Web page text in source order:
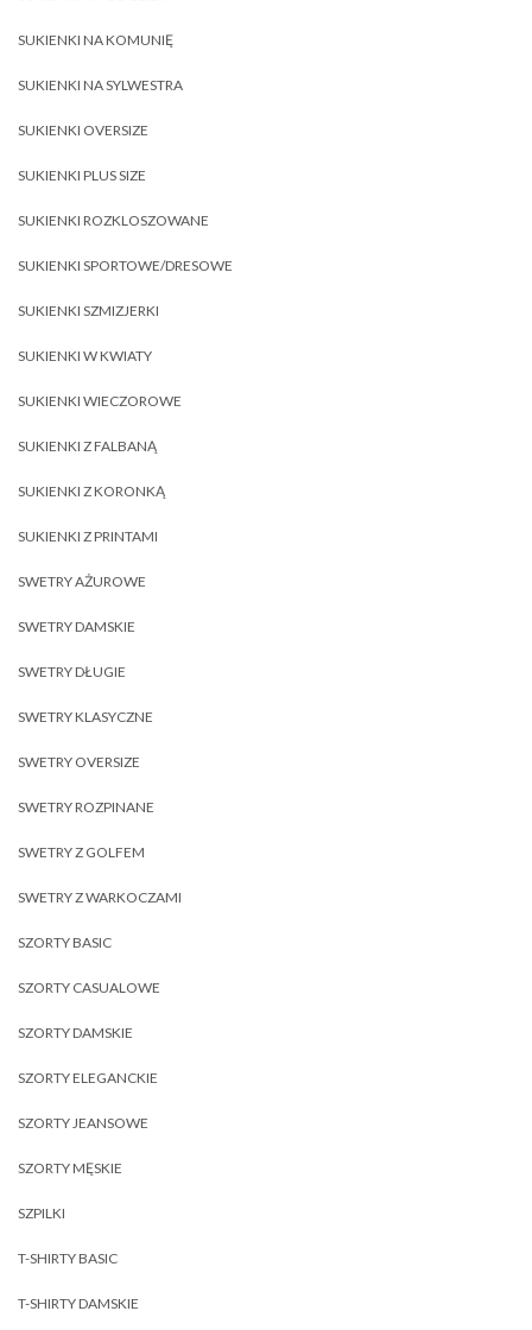
SUKIENKI NA KOMUNIĘ
SUKIENKI NA SYLWESTRA
SUKIENKI OVERSIZE
SUKIENKI PLUS SIZE
SUKIENKI ROZKLOSZOWANE
SUKIENKI SPORTOWE/DRESOWE
SUKIENKI SZMIZJERKI
SUKIENKI W KWIATY
SUKIENKI WIECZOROWE
SUKIENKI Z FALBANĄ
SUKIENKI Z KORONKĄ
SUKIENKI Z PRINTAMI
SWETRY AŻUROWE
SWETRY DAMSKIE
SWETRY DŁUGIE
SWETRY KLASYCZNE
SWETRY OVERSIZE
SWETRY ROZPINANE
SWETRY Z GOLFEM
SWETRY Z WARKOCZAMI
SZORTY BASIC
SZORTY CASUALOWE
SZORTY DAMSKIE
SZORTY ELEGANCKIE
SZORTY JEANSOWE
SZORTY MĘSKIE
SZPILKI
T-SHIRTY BASIC
T-SHIRTY DAMSKIE